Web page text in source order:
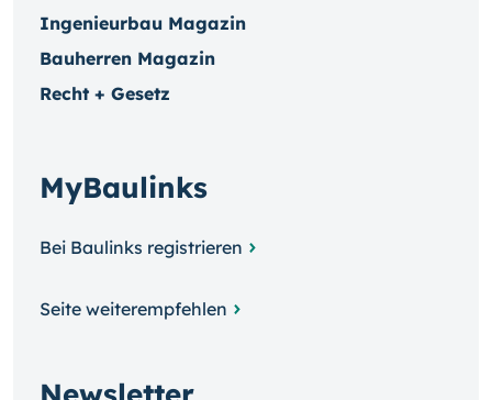
Ingenieurbau Magazin
Bauherren Magazin
Recht + Gesetz
MyBaulinks
Bei Baulinks registrieren
Seite weiterempfehlen